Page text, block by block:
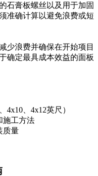
石膏板螺丝以及用于加固
准确计算以避免浪费或短
少浪费并确保在开始项目
确定最具成本效益的面板
4x10、4x12英尺）
施工方法
质量